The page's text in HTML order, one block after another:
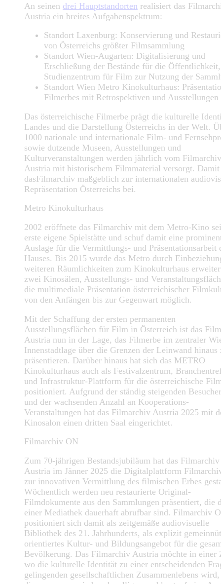
An seinen drei Hauptstandorten realisiert das
Austria ein breites Aufgabenspektrum:
Standort Laxenburg: Konservierung und
von Österreichs größter Filmsammlung
Standort Wien-Augarten: Digitalisierung und
Erschließung der Bestände für die Öffentlichkeit,
Studienzentrum für Film zur Nutzung der
Standort Wien Metro Kinokulturhaus:
Filmerbes mit Retrospektiven und Ausstellungen
Das österreichische Filmerbe prägt die kulturelle
Landes und die Darstellung Österreichs in der Welt.
1000 nationale und internationale Film- und
sowie dutzende Museen, Ausstellungen und
Kulturveranstaltungen werden jährlich vom Filmarchiv
Austria mit historischem Filmmaterial versorgt.
dasFilmarchiv maßgeblich zur internationalen
Repräsentation Österreichs bei.
Metro Kinokulturhaus
2002 eröffnete das Filmarchiv mit dem Metro-Kino
erste eigene Spielstätte und schuf damit eine
Auslage für die Vermittlungs- und Präsentationsarbeit
Hauses. Bis 2015 wurde das Metro durch
weiteren Räumlichkeiten zum Kinokulturhaus
zwei Kinosälen, Ausstellungs- und
die multimediale Präsentation österreichischer
von den Anfängen bis zur Gegenwart möglich.
Mit der Schaffung der ersten permanenten
Ausstellungsflächen für Film in Österreich ist das
Austria nun in der Lage, das Filmerbe im zentraler
Innenstadtlage über die Grenzen der Leinwand hinaus
präsentieren. Darüber hinaus hat sich das METRO
Kinokulturhaus auch als Festivalzentrum,
und Infrastruktur-Plattform für die österreichische
positioniert. Aufgrund der ständig steigenden
und der wachsenden Anzahl an Kooperations-
Veranstaltungen hat das Filmarchiv Austria 2025 mit
Kinosalon einen dritten Saal eingerichtet.
Filmarchiv ON
Zum 70-jährigen Bestandsjubiläum hat das Filmarchiv
Austria im Jänner 2025 die Digitalplattform
zur innovativen Vermittlung des filmischen Erbes
Wöchentlich werden neu restaurierte Original-
Filmdokumente aus den Sammlungen präsentiert, die
einer Mediathek dauerhaft abrufbar sind. Filmarchiv
positioniert sich damit als zeitgemäße audiovisuelle
Bibliothek des 21. Jahrhunderts, als explizit
orientiertes Kultur- und Bildungsangebot für die
Bevölkerung. Das Filmarchiv Austria möchte in einer
wo die kulturelle Identität zu einer entscheidenden
gelingenden gesellschaftlichen Zusammenlebens